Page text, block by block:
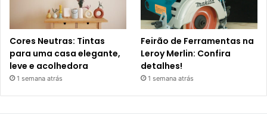
Cores Neutras: Tintas
para uma casa elegante,
leve e acolhedora
1 semana atrás
Feirão de Ferramentas na
Leroy Merlin: Confira
detalhes!
1 semana atrás